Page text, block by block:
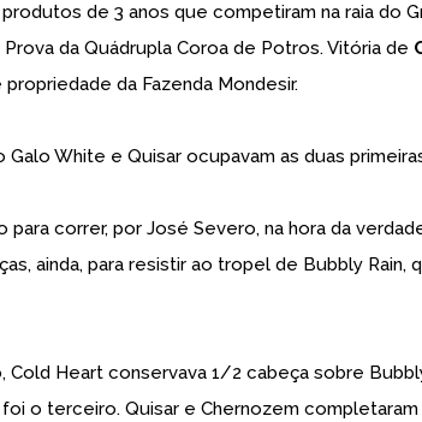
de 3 anos que competiram na raia do
Prova da Quádrupla Coroa de Potros. Vitória de
propriedade da Fazenda Mondesir.
Galo White e Quisar ocupavam as duas
para correr, por José Severo, na hora da
ainda, para resistir ao tropel de Bubbly
Cold Heart conservava 1/2 cabeça sobre
o terceiro. Quisar e Chernozem completaram